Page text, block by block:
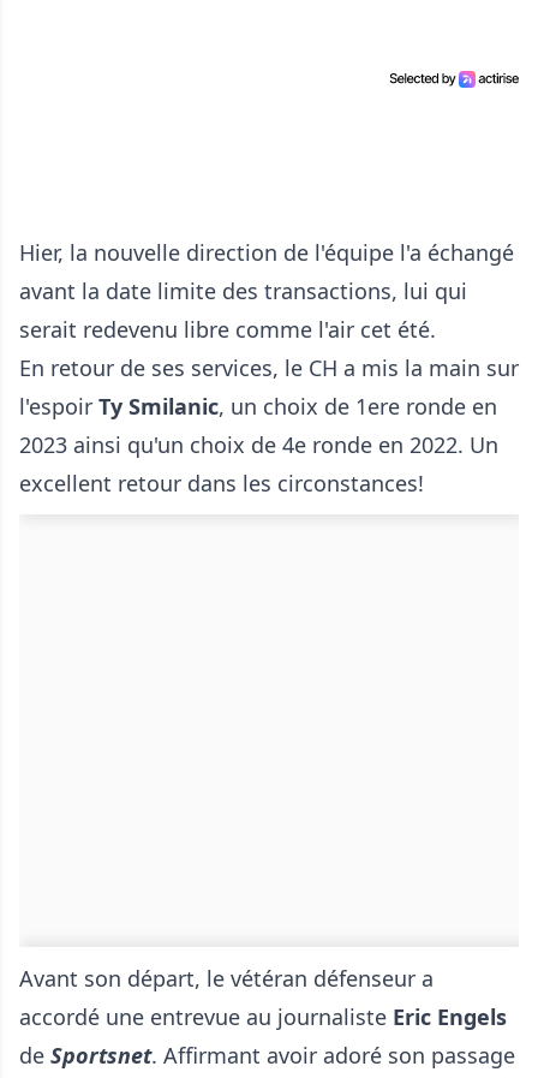
Hier, la nouvelle direction de l'équipe l'a échangé
avant la date limite des transactions, lui qui
serait redevenu libre comme l'air cet été.
En retour de ses services, le CH a mis la main sur
l'espoir Ty Smilanic, un choix de 1ere ronde en
2023 ainsi qu'un choix de 4e ronde en 2022. Un
excellent retour dans les circonstances!
Avant son départ, le vétéran défenseur a
accordé une entrevue au journaliste Eric Engels
de Sportsnet. Affirmant avoir adoré son passage